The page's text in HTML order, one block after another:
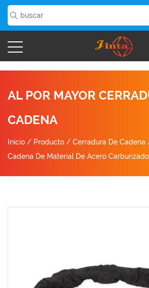
AL POR MAYOR
CADENA
Inicio / Producto / Cerradura De Cadena
Cadena De Material De Acero